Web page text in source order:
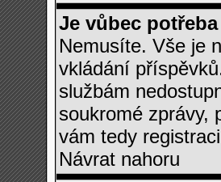
Je vůbec
Nemusíte. Vše je
vkládání
službám
soukromé zprávy,
vám tedy
Návrat nahoru